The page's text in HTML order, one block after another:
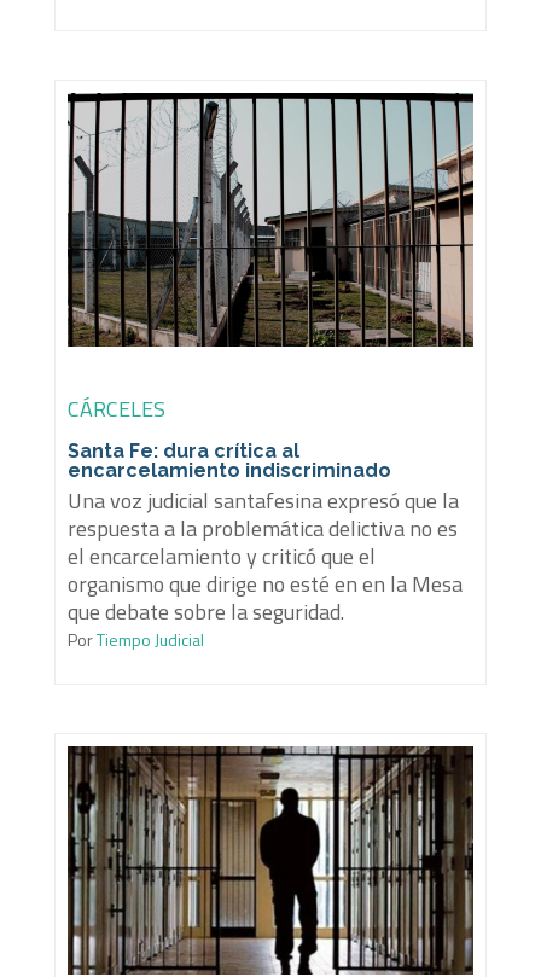
CÁRCELES
Santa Fe: dura crítica al
encarcelamiento indiscriminado
Una voz judicial santafesina expresó que la
respuesta a la problemática delictiva no es
el encarcelamiento y criticó que el
organismo que dirige no esté en en la Mesa
que debate sobre la seguridad.
PorTiempo Judicial